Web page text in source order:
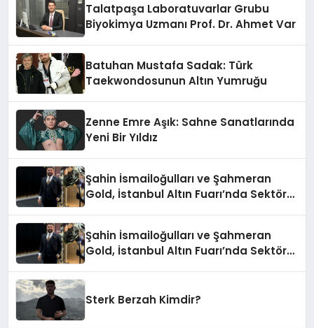
Talatpaşa Laboratuvarlar Grubu
Biyokimya Uzmanı Prof. Dr. Ahmet Var
Batuhan Mustafa Sadak: Türk
Taekwondosunun Altın Yumruğu
Zenne Emre Aşık: Sahne Sanatlarında
Yeni Bir Yıldız
Şahin İsmailoğulları ve Şahmeran
Gold, İstanbul Altın Fuarı’nda Sektöre
Şahin İsmailoğulları ve Şahmeran
Gold, İstanbul Altın Fuarı’nda Sektöre
Sterk Berzah Kimdir?